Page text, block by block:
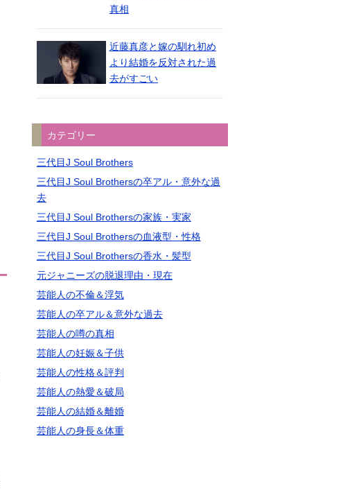
真相
近藤真彦と嫁の馴れ初め
より結婚を反対された過
去がすごい
カテゴリー
三代目J Soul Brothers
三代目J Soul Brothersの卒アル・意外な過
去
三代目J Soul Brothersの家族・実家
三代目J Soul Brothersの血液型・性格
三代目J Soul Brothersの香水・髪型
元ジャニーズの脱退理由・現在
芸能人の不倫＆浮気
芸能人の卒アル＆意外な過去
芸能人の噂の真相
芸能人の妊娠＆子供
芸能人の性格＆評判
芸能人の熱愛＆破局
芸能人の結婚＆離婚
芸能人の身長＆体重